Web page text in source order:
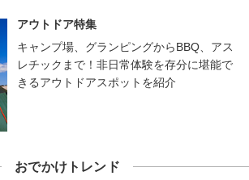
アウトドア特集
キャンプ場、グランピングからBBQ、アス
レチックまで！非日常体験を存分に堪能で
きるアウトドアスポットを紹介
おでかけトレンド